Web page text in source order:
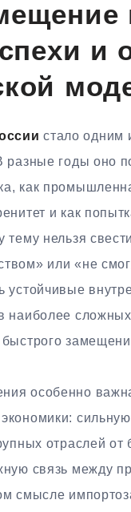
и
стало одним
разные годы оно
как
и как
тему нельзя
или «не
устойчивые
сложных
особенно
отраслей
связь между
смысле